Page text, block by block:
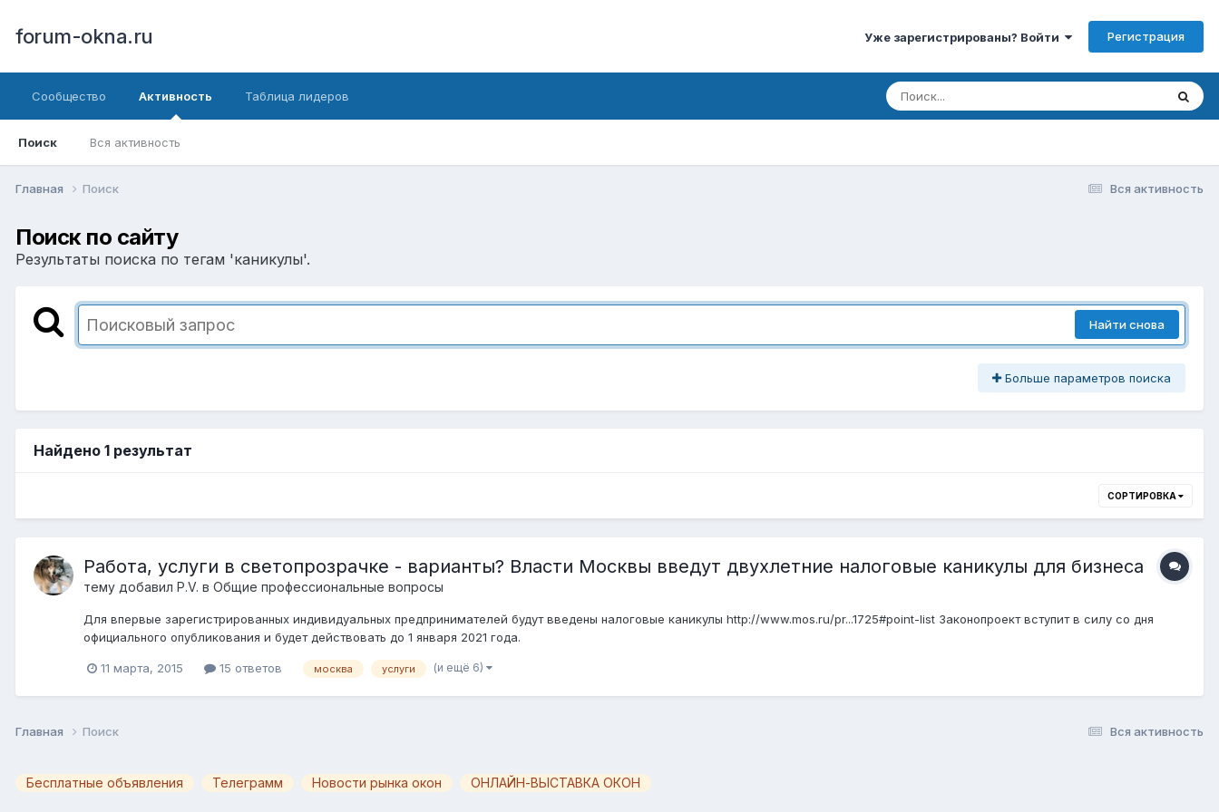
forum-okna.ru Уже зарегистрированы? Войти Регистрация
Сообщество Активность
Поиск Вся активность
Таблица лидеров
Вся активность
Главная Поиск
Поиск по сайту
Результаты поиска по тегам 'каникулы'.
Найти снова
Больше параметров поиска
Найдено 1 результат
СОРТИРОВКА
Работа, услуги в светопрозрачке - варианты? Власти Москвы введут двухлетние налоговые каникулы для бизнеса
тему добавил P.V. в Общие профессиональные вопросы
Для впервые зарегистрированных индивидуальных предпринимателей будут введены налоговые каникулы http://www.mos.ru/pr...1725#point-list Законопроект вступит в силу со дня
официального опубликования и будет действовать до 1 января 2021 года.
11 марта, 2015 15 ответов москва услуги (и ещё 6)
Вся активность
Главная Поиск
Бесплатные объявления Телеграмм Новости рынка окон ОНЛАЙН-ВЫСТАВКА ОКОН